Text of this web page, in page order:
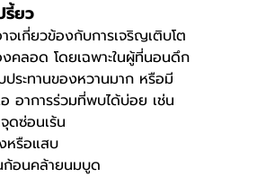
รี้ยว
เกี่ยวข้องกับการเจริญเติบโต
งคลอด โดยเฉพาะในผู้ที่นอนดึก
ระทานของหวานมาก หรือมี
อาการร่วมที่พบได้บ่อย เช่น
ดซ่อนเร้น
หรือแสบ
ก้อนคล้ายนมบูด